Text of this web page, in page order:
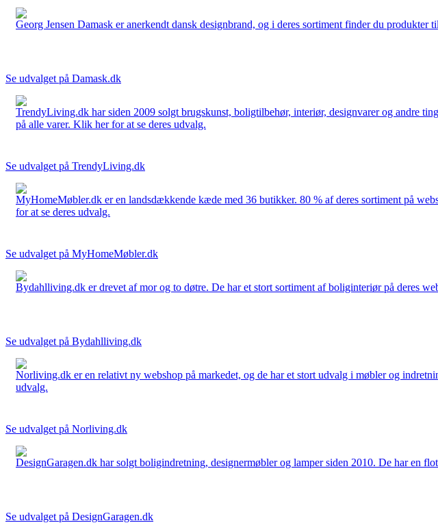
Georg Jensen Damask er anerkendt dansk designbrand, og i deres sortiment finder du
Se udvalget på Damask.dk
TrendyLiving.dk har siden 2009 solgt brugskunst, boligtilbehør, interiør, designvarer og andre
på alle varer. Klik her for at se deres udvalg.
Se udvalget på TrendyLiving.dk
MyHomeMøbler.dk er en landsdækkende kæde med 36 butikker. 80 % af deres sortiment på
for at se deres udvalg.
Se udvalget på MyHomeMøbler.dk
Bydahlliving.dk er drevet af mor og to døtre. De har et stort sortiment af boliginteriør på deres
Se udvalget på Bydahlliving.dk
Norliving.dk er en relativt ny webshop på markedet, og de har et stort udvalg i møbler og
udvalg.
Se udvalget på Norliving.dk
DesignGaragen.dk har solgt boligindretning, designermøbler og lamper siden 2010. De har en
Se udvalget på DesignGaragen.dk